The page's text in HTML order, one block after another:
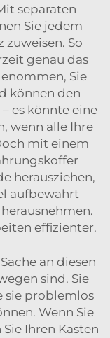
separaten
Sie jedem
zuweisen. So
genau das
Sie
können den
es könnte eine
wenn alle Ihre
mit einem
herausziehen,
aufbewahrt
effizienter.
an diesen
sind. Sie
sie problemlos
Wenn Sie
Ihren Kasten